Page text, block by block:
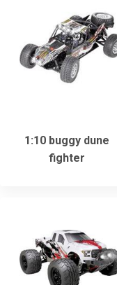
1:10 buggy dune
fighter